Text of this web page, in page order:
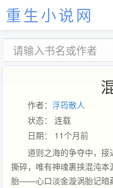
重生小说网
作者： 浮筠散人
状态： 连载
日期： 11个月前
道则之海的争夺中，
撕碎，唯有神魂裹挟混沌
胎——心口淡金漩涡胎记暗